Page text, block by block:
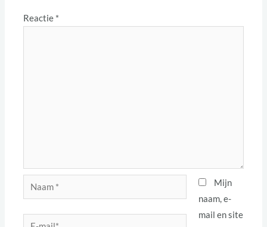
Reactie *
Naam
*
E-
Mijn
naam, e-
mail en site